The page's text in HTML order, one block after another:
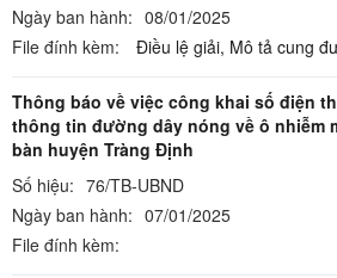
Ngày ban hành: 08/01/2025
File đính kèm:
Điều lệ giải, Mô tả cung
Thông báo về việc công khai số điện
thông tin đường dây nóng về ô nhiễm
bàn huyện Tràng Định
Số hiệu: 76/TB-UBND
Ngày ban hành: 07/01/2025
File đính kèm: